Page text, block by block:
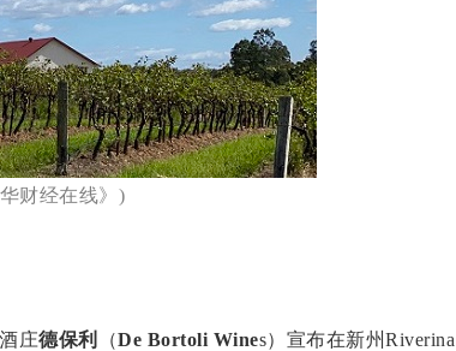
财经在线》)
庄德保利 （De Bortoli Wines）宣布在新州Riverina